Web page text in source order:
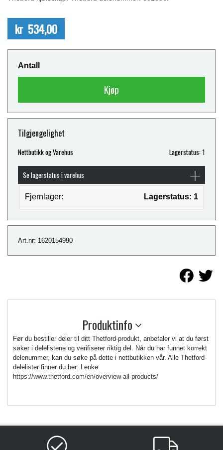
kr 534,00
Antall
Kjøp
Tilgjengelighet
Nettbutikk og Varehus Lagerstatus: 1
Se lagerstatus i varehus
Fjernlager: Lagerstatus: 1
Art.nr: 1620154990
Produktinfo
Før du bestiller deler til ditt Thetford-produkt, anbefaler vi at du først
søker i delelistene og verifiserer riktig del. Når du har funnet korrekt
delenummer, kan du søke på dette i nettbutikken vår. Alle Thetford-
delelister finner du her: Lenke:
https://www.thetford.com/en/overview-all-products/